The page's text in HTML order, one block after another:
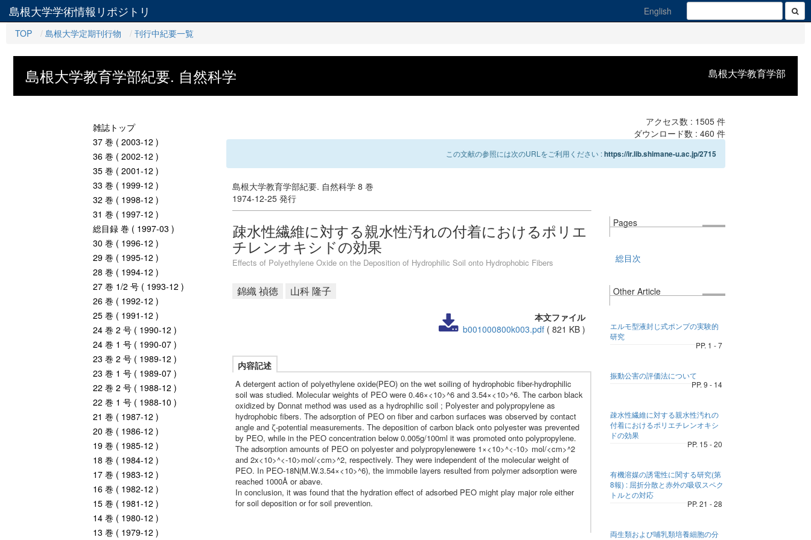
島根大学学術情報リポジトリ
English
TOP
島根大学定期刊行物 刊行中紀要一覧
島根大学教育学部
島根大学教育学部紀要. 自然科学
雑誌トップ
37 巻 ( 2003-12 )
36 巻 ( 2002-12 )
35 巻 ( 2001-12 )
33 巻 ( 1999-12 )
32 巻 ( 1998-12 )
31 巻 ( 1997-12 )
総目録 巻 ( 1997-03 )
30 巻 ( 1996-12 )
29 巻 ( 1995-12 )
28 巻 ( 1994-12 )
27 巻 1/2 号 ( 1993-12 )
26 巻 ( 1992-12 )
25 巻 ( 1991-12 )
24 巻 2 号 ( 1990-12 )
24 巻 1 号 ( 1990-07 )
23 巻 2 号 ( 1989-12 )
23 巻 1 号 ( 1989-07 )
22 巻 2 号 ( 1988-12 )
22 巻 1 号 ( 1988-10 )
21 巻 ( 1987-12 )
20 巻 ( 1986-12 )
19 巻 ( 1985-12 )
18 巻 ( 1984-12 )
17 巻 ( 1983-12 )
16 巻 ( 1982-12 )
15 巻 ( 1981-12 )
14 巻 ( 1980-12 )
13 巻 ( 1979-12 )
アクセス数 : 1505件
ダウンロード数 : 460 件
この文献の参照には次のURLをご利用ください :https://ir.lib.shimane-u.ac.jp/2715
島根大学教育学部紀要. 自然科学 8 巻
1974-12-25 発行
疎水性繊維に対する親水性汚れの付着におけるポリエ
チレンオキシドの効果
Effects of Polyethylene Oxide on the Deposition of Hydrophilic Soil onto Hydrophobic Fibers
錦織 禎徳 山科 隆子
本文ファイル
b001000800k003.pdf (821 KB )
内容記述
A detergent action of polyethylene oxide(PEO) on the wet soiling of hydrophobic fiber-hydrophilic
soil was studied. Molecular weights of PEO were 0.46×<10>^6 and 3.54×<10>^6. The carbon black
oxidized by Donnat method was used as a hydrophilic soil ; Polyester and polypropylene as
hydrophobic fibers. The adsorption of PEO on fiber and carbon surfaces was observed by contact
angle and ζ-potential measurements. The deposition of carbon black onto polyester was prevented
by PEO, while in the PEO concentration below 0.005g/100ml it was promoted onto polypropylene.
The adsorption amounts of PEO on polyester and polypropylenewere 1×<10>^<-10> mol/<cm>^2
and 2x<10>^<-10>mol/<cm>^2, respectively. They were independent of the molecular weight of
PEO. In PEO-18N(M.W.3.54×<10>^6), the immobile layers resulted from polymer adsorption were
reached 1000Å or abave.
In conclusion, it was found that the hydration effect of adsorbed PEO might play major role either
for soil deposition or for soil prevention.
Pages
総目次
Other Article
エルモ型液封じ式ポンプの実験的
研究
PP. 1 - 7
振動公害の評価法について
PP. 9 - 14
疎水性繊維に対する親水性汚れの
付着におけるポリエチレンオキシ
ドの効果
PP. 15 - 20
有機溶媒の誘電性に関する研究(第
8報) : 屈折分散と赤外の吸収スペク
トルとの対応
PP. 21 - 28
両生類および哺乳類培養細胞の分